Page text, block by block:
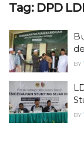
Tag: DPD
BY
BY